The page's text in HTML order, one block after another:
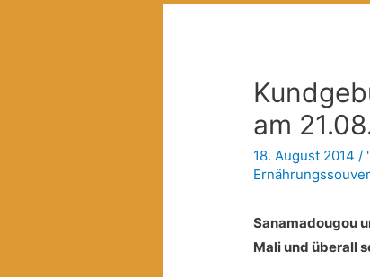
am
18. August 2014 /
Sanamadougou
Mali und überall